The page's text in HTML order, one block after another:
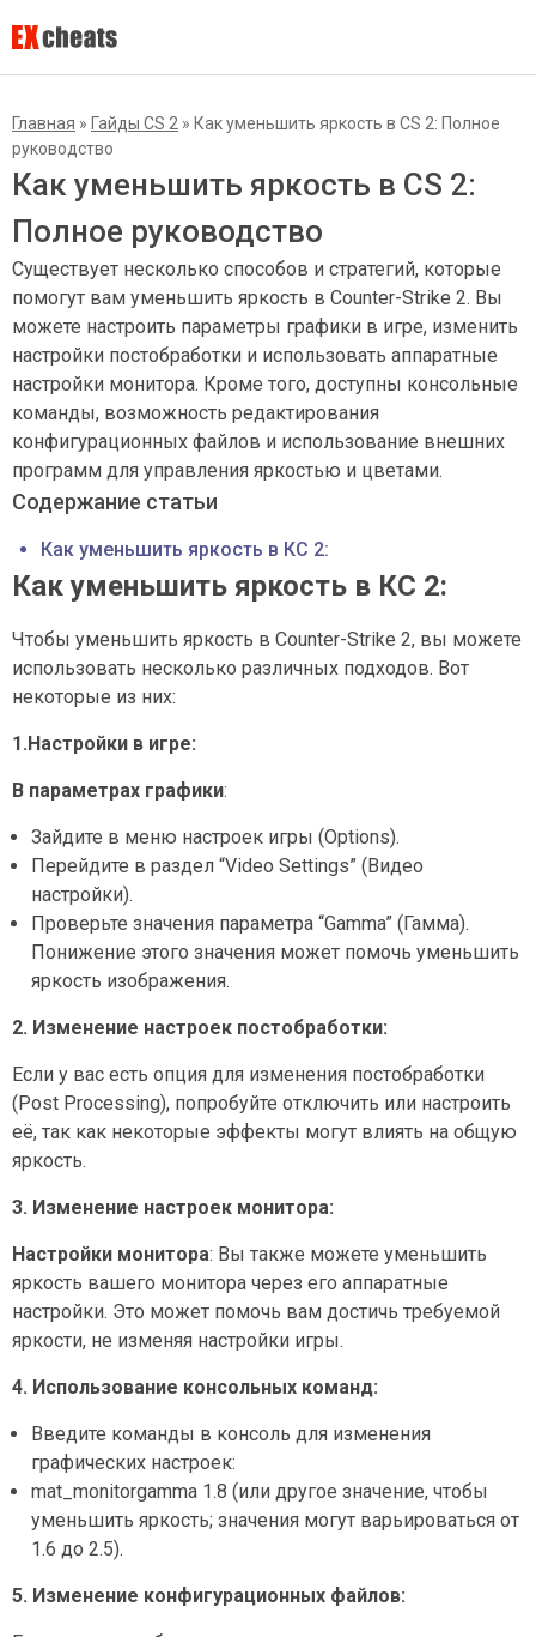
Главная » Гайды CS 2 » Как уменьшить яркость в CS 2: Полное
руководство
Как уменьшить яркость в CS 2:
Полное руководство
Существует несколько способов и стратегий, которые
помогут вам уменьшить яркость в Counter-Strike 2. Вы
можете настроить параметры графики в игре, изменить
настройки постобработки и использовать аппаратные
настройки монитора. Кроме того, доступны консольные
команды, возможность редактирования
конфигурационных файлов и использование внешних
программ для управления яркостью и цветами.
Содержание статьи
Как уменьшить яркость в КС 2:
Как уменьшить яркость в КС 2:
Чтобы уменьшить яркость в Counter-Strike 2, вы можете
использовать несколько различных подходов. Вот
некоторые из них:
1.Настройки в игре:
В параметрах графики:
Зайдите в меню настроек игры (Options).
Перейдите в раздел “Video Settings” (Видео
настройки).
Проверьте значения параметра “Gamma” (Гамма).
Понижение этого значения может помочь уменьшить
яркость изображения.
2. Изменение настроек постобработки:
Если у вас есть опция для изменения постобработки
(Post Processing), попробуйте отключить или настроить
её, так как некоторые эффекты могут влиять на общую
яркость.
3. Изменение настроек монитора:
Настройки монитора: Вы также можете уменьшить
яркость вашего монитора через его аппаратные
настройки. Это может помочь вам достичь требуемой
яркости, не изменяя настройки игры.
4. Использование консольных команд:
Введите команды в консоль для изменения
графических настроек:
mat_monitorgamma 1.8 (или другое значение, чтобы
уменьшить яркость; значения могут варьироваться от
1.6 до 2.5).
5. Изменение конфигурационных файлов: